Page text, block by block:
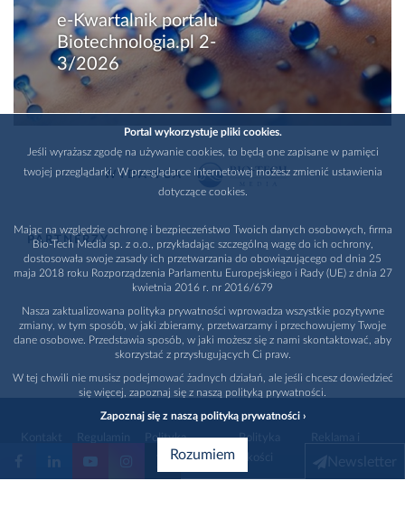
e-Kwartalnik portalu
Biotechnologia.pl 2-
3/2026
WYDAWCA
PARTNERZY
Polityka
prywatności
Polityka
promocja
Portal wykorzystuje pliki cookies.
Jeśli wyrażasz zgodę na używanie cookies, to będą one zapisane w pamięci
twojej przeglądarki. W przeglądarce internetowej możesz zmienić ustawienia
dotyczące cookies.
Mając na względzie ochronę i bezpieczeństwo Twoich danych osobowych, firma
Bio-Tech Media sp. z o.o., przykładając szczególną wagę do ich ochrony,
dostosowała swoje zasady ich przetwarzania do obowiązującego od dnia 25
maja 2018 roku Rozporządzenia Parlamentu Europejskiego i Rady (UE) z dnia 27
kwietnia 2016 r. nr 2016/679
Nasza zaktualizowana polityka prywatności wprowadza wszystkie pozytywne
zmiany, w tym sposób, w jaki zbieramy, przetwarzamy i przechowujemy Twoje
dane osobowe. Przedstawia sposób, w jaki możesz się z nami skontaktować, aby
skorzystać z przysługujących Ci praw.
W tej chwili nie musisz podejmować żadnych działań, ale jeśli chcesz dowiedzieć
się więcej, zapoznaj się z naszą polityką prywatności.
Zapoznaj się z naszą polityką prywatności ›
Rozumiem Newsletter